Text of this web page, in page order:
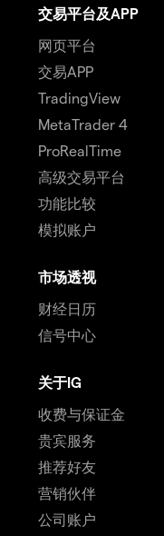
交易平台及APP
网页平台
交易APP
TradingView
MetaTrader 4
ProRealTime
高级交易平台
功能比较
模拟账户
市场透视
财经日历
信号中心
关于IG
收费与保证金
贵宾服务
推荐好友
营销伙伴
公司账户